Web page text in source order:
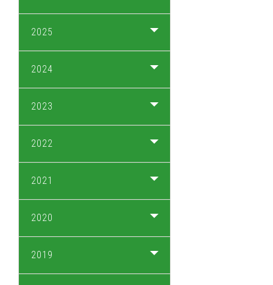
2025
2024
2023
2022
2021
2020
2019